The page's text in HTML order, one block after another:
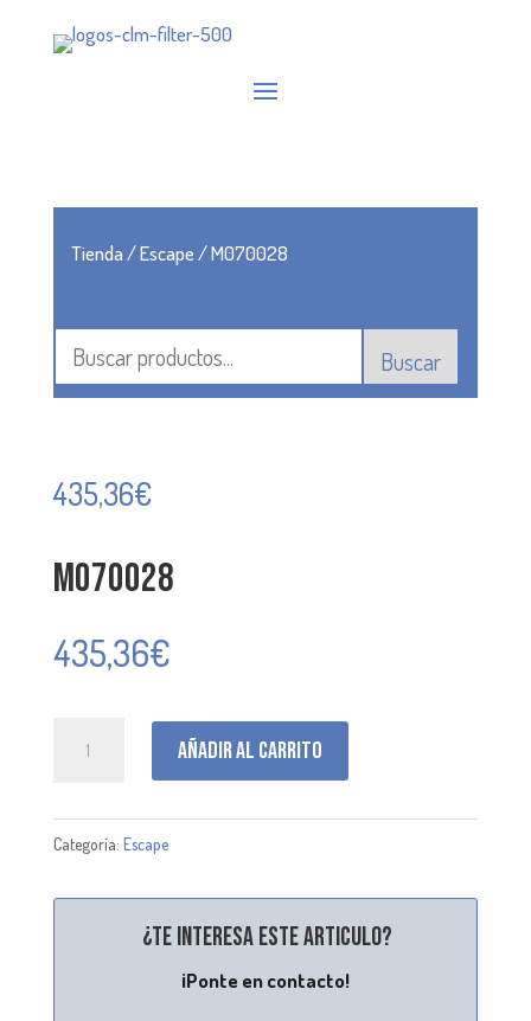
Tienda/Escape/ M070028
Buscar
435,36€
M070028
435,36€
Añadir al carrito
Categoría: Escape
¿Te interesa este articulo?
¡Ponte en contacto!